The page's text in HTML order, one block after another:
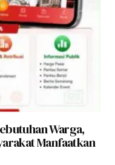
Warga,
Manfaatkan